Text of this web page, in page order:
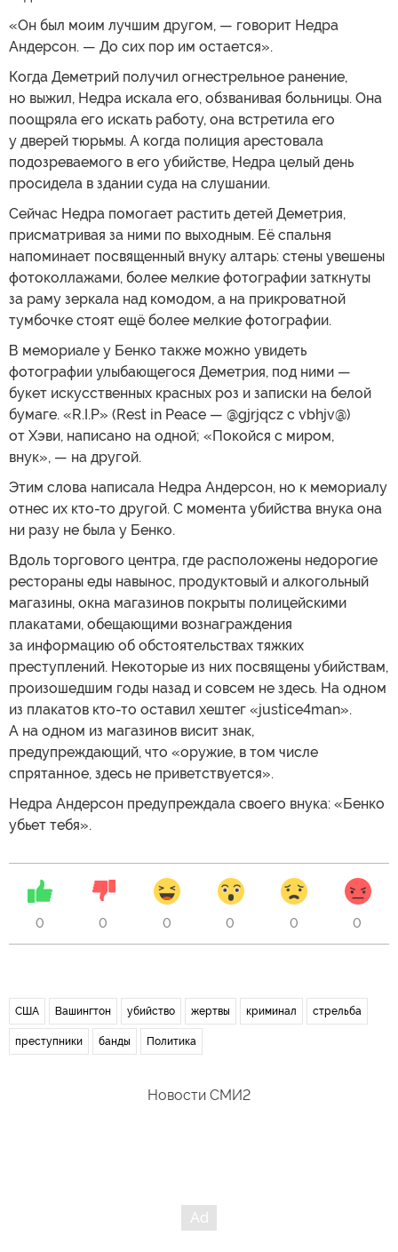
«Он был моим лучшим другом, — говорит Недра
Андерсон. — До сих пор им остается».
Когда Деметрий получил огнестрельное ранение,
но выжил, Недра искала его, обзванивая больницы. Она
поощряла его искать работу, она встретила его
у дверей тюрьмы. А когда полиция арестовала
подозреваемого в его убийстве, Недра целый день
просидела в здании суда на слушании.
Сейчас Недра помогает растить детей Деметрия,
присматривая за ними по выходным. Её спальня
напоминает посвященный внуку алтарь: стены увешены
фотоколлажами, более мелкие фотографии заткнуты
за раму зеркала над комодом, а на прикроватной
тумбочке стоят ещё более мелкие фотографии.
В мемориале у Бенко также можно увидеть
фотографии улыбающегося Деметрия, под ними —
букет искусственных красных роз и записки на белой
бумаге. «R.I.P» (Rest in Peace — @gjrjqcz c vbhjv@)
от Хэви, написано на одной; «Покойся с миром,
внук», — на другой.
Этим слова написала Недра Андерсон, но к мемориалу
отнес их кто-то другой. С момента убийства внука она
ни разу не была у Бенко.
Вдоль торгового центра, где расположены недорогие
рестораны еды навынос, продуктовый и алкогольный
магазины, окна магазинов покрыты полицейскими
плакатами, обещающими вознаграждения
за информацию об обстоятельствах тяжких
преступлений. Некоторые из них посвящены убийствам,
произошедшим годы назад и совсем не здесь. На одном
из плакатов кто-то оставил хештег «justice4man».
А на одном из магазинов висит знак,
предупреждающий, что «оружие, в том числе
спрятанное, здесь не приветствуется».
Недра Андерсон предупреждала своего внука: «Бенко
убьет тебя».
0 0 0 0 0 0
США Вашингтон убийство жертвы криминал стрельба
преступники банды Политика
Новости СМИ2